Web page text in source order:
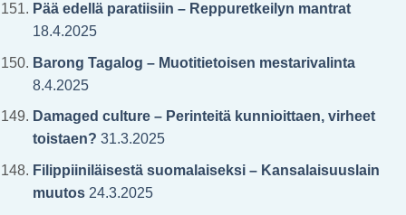
Pää edellä paratiisiin – Reppuretkeilyn mantrat
18.4.2025
Barong Tagalog – Muotitietoisen mestarivalinta
8.4.2025
Damaged culture – Perinteitä kunnioittaen, virheet
toistaen? 31.3.2025
Filippiiniläisestä suomalaiseksi – Kansalaisuuslain
muutos24.3.2025